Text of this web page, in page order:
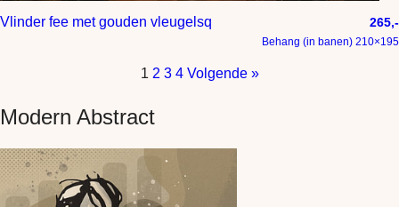
Vlinder fee met gouden vleugelsq 265,-
Behang (in banen) 210×195
1 2 3 4 Volgende »
Modern Abstract